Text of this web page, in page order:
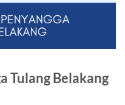
Tulang Belakang